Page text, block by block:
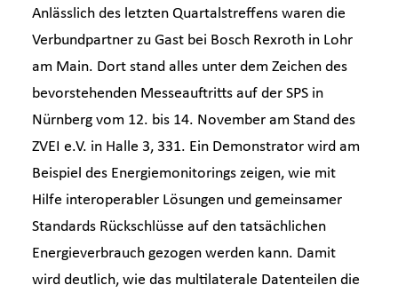
Anlässlich des letzten Quartalstreffens waren die
Verbundpartner zu Gast bei Bosch Rexroth in Lohr
am Main. Dort stand alles unter dem Zeichen des
bevorstehenden Messeauftritts auf der SPS in
Nürnberg vom 12. bis 14. November am Stand des
ZVEI e.V. in Halle 3, 331. Ein Demonstrator wird am
Beispiel des Energiemonitorings zeigen, wie mit
Hilfe interoperabler Lösungen und gemeinsamer
Standards Rückschlüsse auf den tatsächlichen
Energieverbrauch gezogen werden kann. Damit
wird deutlich, wie das multilaterale Datenteilen die